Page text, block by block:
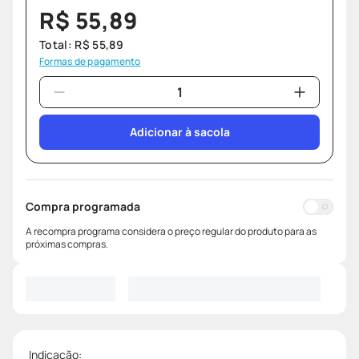
R$ 55,89
Total: R$ 55,89
Formas de pagamento
Adicionar à sacola
Compra programada
A recompra programa considera o preço regular do produto para as
próximas compras.
Indicação: